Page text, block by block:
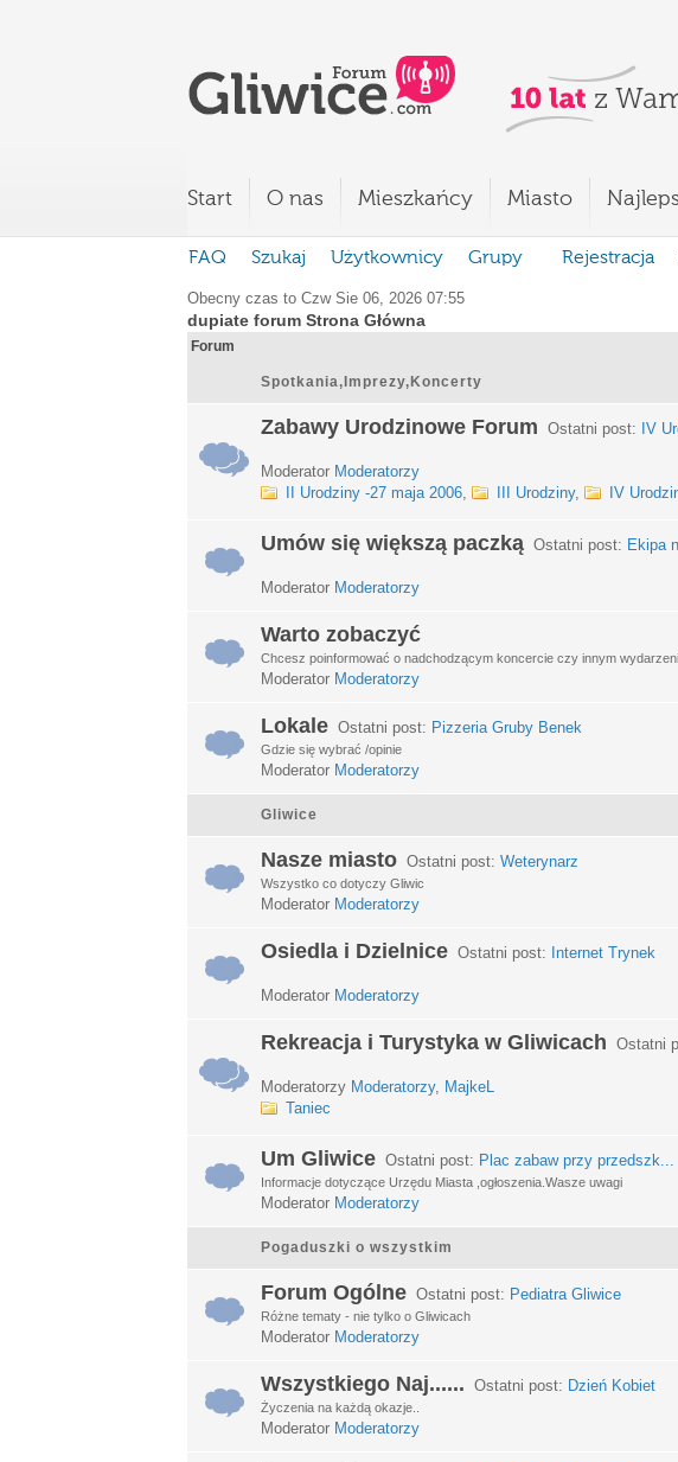
Start O nas Mieszkańcy Miasto
FAQ Szukaj Użytkownicy Grupy Rejestracja
Obecny czas to Czw Sie 06, 2026 07:55
dupiate forum Strona Główna
Forum
Spotkania,Imprezy,Koncerty
Zabawy Urodzinowe Forum Ostatni post: IV
Moderator Moderatorzy
II Urodziny -27 maja 2006, III Urodziny, IV
Umów się większą paczką Ostatni post: Ekipa
Moderator Moderatorzy
Warto zobaczyć
Chcesz poinformować o nadchodzącym koncercie czy innym
Moderator Moderatorzy
Lokale Ostatni post: Pizzeria Gruby Benek
Gdzie się wybrać /opinie
Moderator Moderatorzy
Gliwice
Nasze miasto Ostatni post: Weterynarz
Wszystko co dotyczy Gliwic
Moderator Moderatorzy
Osiedla i Dzielnice Ostatni post: Internet Trynek
Moderator Moderatorzy
Rekreacja i Turystyka w Gliwicach Ostatni
Moderatorzy Moderatorzy, MajkeL
Taniec
Um Gliwice Ostatni post: Plac zabaw przy przedszk...
Informacje dotyczące Urzędu Miasta ,ogłoszenia.Wasze uwagi
Moderator Moderatorzy
Pogaduszki o wszystkim
Forum Ogólne Ostatni post: Pediatra Gliwice
Różne tematy - nie tylko o Gliwicach
Moderator Moderatorzy
Wszystkiego Naj...... Ostatni post: Dzień Kobiet
Życzenia na każdą okazje..
Moderator Moderatorzy